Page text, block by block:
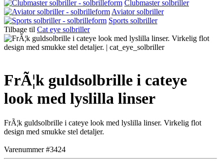
Clubmaster solbriller
Aviator solbriller
Sports solbriller
Tilbage til Cat eye solbriller
FrÃ¦k guldsolbrille i cateye
look med lyslilla linser
FrÃ¦k guldsolbrille i cateye look med lyslilla linser. Virkelig flot
design med smukke stel detaljer.
Varenummer #3424